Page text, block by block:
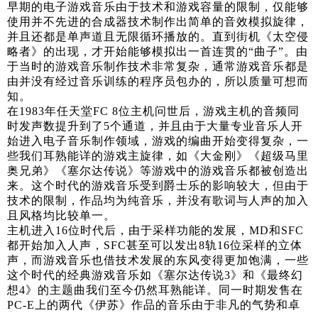
早期的电子游戏音乐由于技术和游戏容量的限制，仅能够
使用并不先进的合成器技术制作出简单的音效模拟旋律，
并且还都是单声道且无限循环播放的。直到街机《太空侵
略者》的出现，才开始能够模拟出一首连贯的“曲子”。由
于当时的游戏音乐制作技术非常复杂，通常游戏音乐都是
由并没有经过音乐训练的程序员包办的，所以质量可想而
知。
在1983年任天堂FC 8位主机问世后，游戏主机的音频同
时发声数提升到了5个通道，并且由于大量专业音乐人开
始进入电子音乐制作领域，游戏的编曲开始变得复杂，一
些我们耳熟能详的游戏主旋律，如《大金刚》《超级马里
奥兄弟》《塞尔达传说》等游戏中的游戏音乐都被创造出
来。这个时代的游戏音乐受到爵士乐的影响较大，但由于
技术的限制，作品均为纯音乐，并没有歌词与人声的加入
且风格均比较单一。
主机进入16位时代后，由于采样功能的发展，MD和SFC
都开始加入人声，SFC甚至可以发出8轨16位采样的立体
声，而游戏音乐也借技术发展的东风变得更加饱满，一些
这个时代的经典游戏音乐如《塞尔达传说3》和《最终幻
想4》的主题曲我们至今仍然耳熟能详。同一时期发售在
PC-E上的两代《伊苏》作品的音乐由于非凡的气势和卓